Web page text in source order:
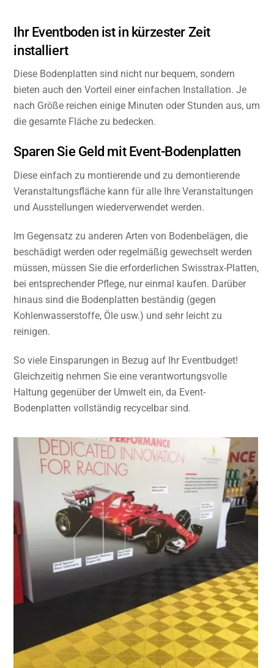
Ihr Eventboden ist in kürzester Zeit
installiert
Diese Bodenplatten sind nicht nur bequem, sondern
bieten auch den Vorteil einer einfachen Installation. Je
nach Größe reichen einige Minuten oder Stunden aus, um
die gesamte Fläche zu bedecken.
Sparen Sie Geld mit Event-Bodenplatten
Diese einfach zu montierende und zu demontierende
Veranstaltungsfläche kann für alle Ihre Veranstaltungen
und Ausstellungen wiederverwendet werden.
Im Gegensatz zu anderen Arten von Bodenbelägen, die
beschädigt werden oder regelmäßig gewechselt werden
müssen, müssen Sie die erforderlichen Swisstrax-Platten,
bei entsprechender Pflege, nur einmal kaufen. Darüber
hinaus sind die Bodenplatten beständig (gegen
Kohlenwasserstoffe, Öle usw.) und sehr leicht zu
reinigen.
So viele Einsparungen in Bezug auf Ihr Eventbudget!
Gleichzeitig nehmen Sie eine verantwortungsvolle
Haltung gegenüber der Umwelt ein, da Event-
Bodenplatten vollständig recycelbar sind.